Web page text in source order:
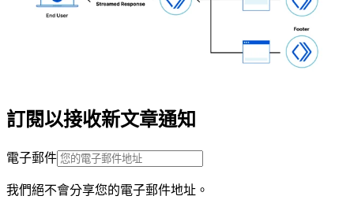
訂閱以接收新文章通知
電子郵件
我們絕不會分享您的電子郵件地址。